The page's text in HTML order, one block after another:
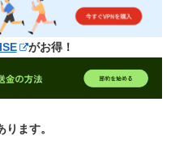
がお得！
ます。